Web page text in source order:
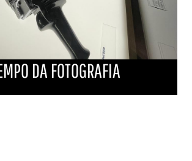
DA FOTOGRAFIA